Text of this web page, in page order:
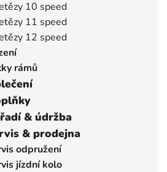
10 speed
11 speed
12 speed
rámů
& údržba
& prodejna
odpružení
jízdní kolo